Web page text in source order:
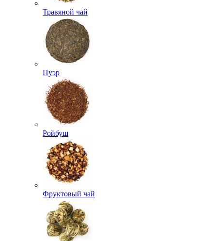
Травяной чай
Пуэр
Ройбуш
Фруктовый чай